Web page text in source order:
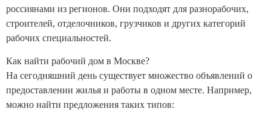
россиянами из регионов. Они подходят для разнорабочих,
строителей, отделочников, грузчиков и других категорий
рабочих специальностей.
Как найти рабочий дом в Москве?
На сегодняшний день существует множество объявлений о
предоставлении жилья и работы в одном месте. Например,
можно найти предложения таких типов: